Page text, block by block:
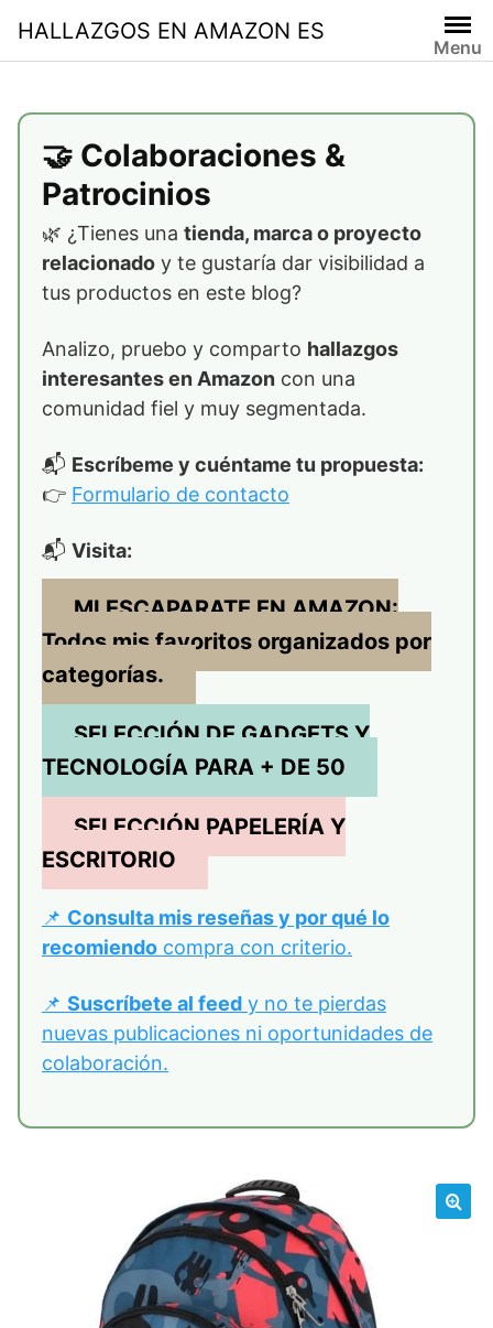
content
HALLAZGOS EN AMAZON ES
Menu
🤝 Colaboraciones &
Patrocinios
🌿 ¿Tienes una tienda, marca o proyecto
relacionado y te gustaría dar visibilidad a
tus productos en este blog?
Analizo, pruebo y comparto hallazgos
interesantes en Amazon con una
comunidad fiel y muy segmentada.
📬 Escríbeme y cuéntame tu propuesta:
👉 Formulario de contacto
📬 Visita:
MI ESCAPARATE EN AMAZON:
Todos mis favoritos organizados por
categorías.
SELECCIÓN DE GADGETS Y
TECNOLOGÍA PARA + DE 50
SELECCIÓN PAPELERÍA Y
ESCRITORIO
📌 Consulta mis reseñas y por qué lo
recomiendo compra con criterio.
📌 Suscríbete al feed y no te pierdas
nuevas publicaciones ni oportunidades de
colaboración.